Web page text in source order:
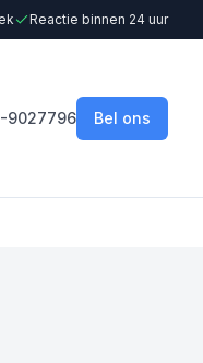
Reactie binnen 24 uur
9027796 Bel ons